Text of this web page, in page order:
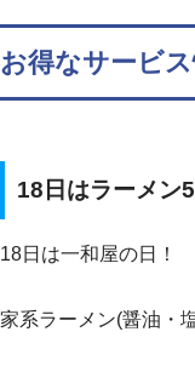
お得なサービ
18日はラーメン
18日は一和屋の日！
家系ラーメン(醤油・